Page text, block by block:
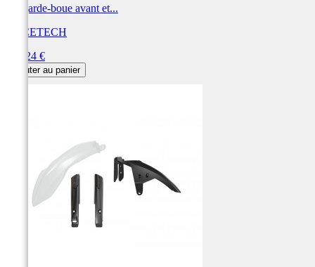
Kit garde-boue avant et...
RACETECH
103,24 €
Ajouter au panier